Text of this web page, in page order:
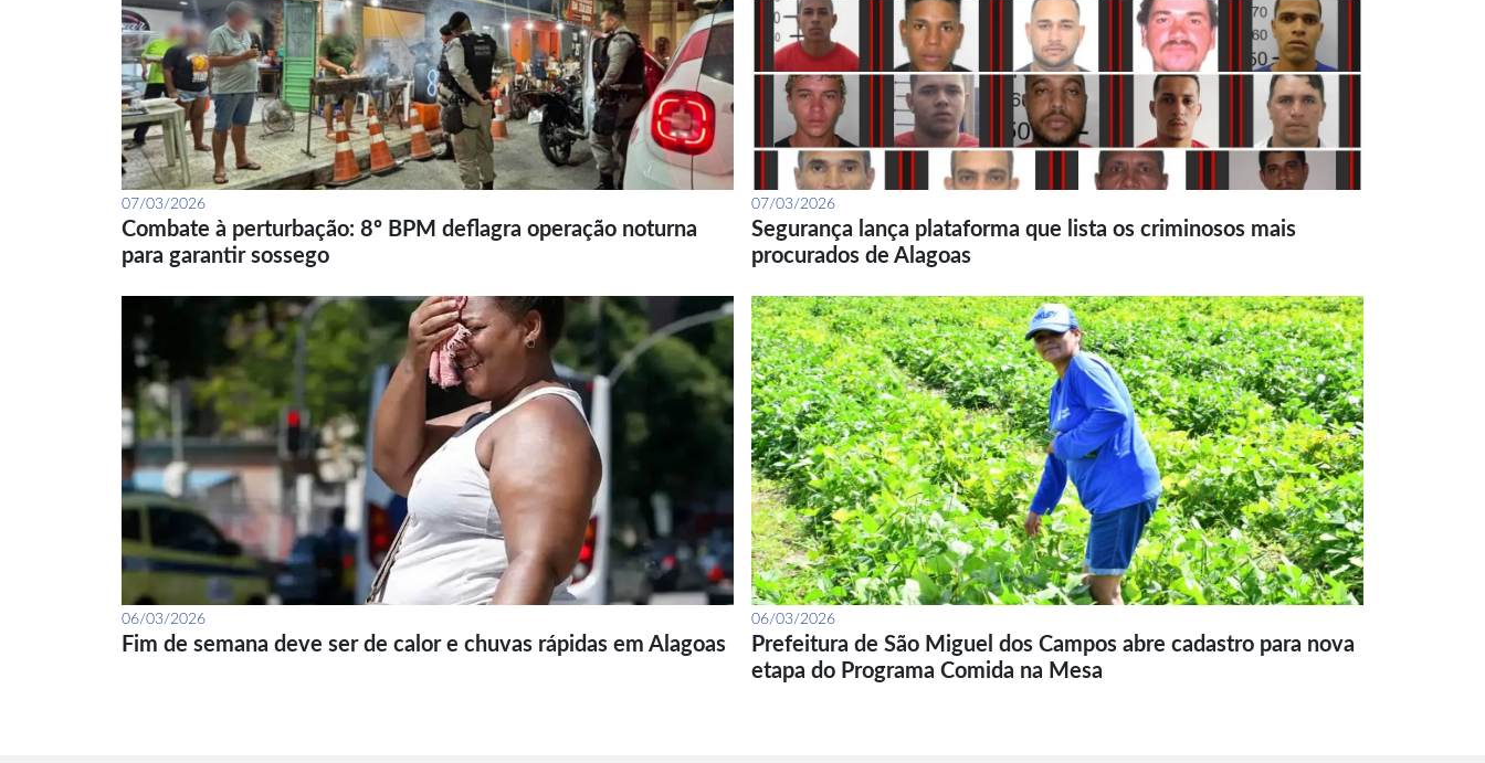
07/03/2026
Combate à perturbação: 8º BPM deflagra operação noturna
para garantir sossego
07/03/2026
Segurança lança plataforma que lista os criminosos mais
procurados de Alagoas
06/03/2026
Fim de semana deve ser de calor e chuvas rápidas em Alagoas
06/03/2026
Prefeitura de São Miguel dos Campos abre cadastro para nova
etapa do Programa Comida na Mesa